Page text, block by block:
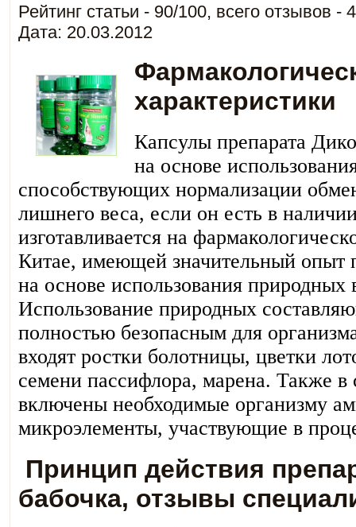
Рейтинг статьи - 90/100, всего отзывов -
Дата: 20.03.2012
характеристики
Капсулы препарата
на основе
способствующих нормализации
лишнего веса, если он есть в
изготавливается на
Китае, имеющей значительный опыт
на основе использования природных
Использование природных
полностью безопасным для
входят ростки болотницы, цветки
семени пассифлора, марена. Также в
включены необходимые организму
микроэлементы, участвующие в
Принцип действия
бабочка, отзывы